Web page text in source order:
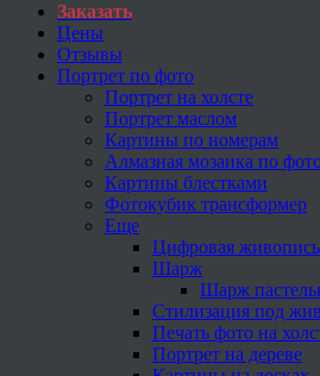
Заказать
Цены
Отзывы
Портрет по фото
Портрет на холсте
Портрет маслом
Картины по номерам
Алмазная мозаика по
Картины блестками
Фотокубик трансформер
Еще
Цифровая живопись
Шарж
Шарж
Стилизация под
Печать фото на
Портрет на дереве